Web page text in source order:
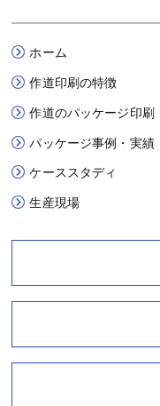
ホーム
作道印刷の特徴
作道のパッケージ印刷
パッケージ事例・実績
ケーススタディ
生産現場